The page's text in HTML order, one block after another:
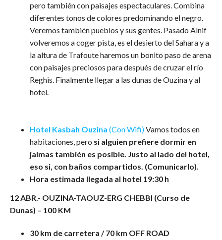
pero también con paisajes espectaculares. Combina
diferentes tonos de colores predominando el negro.
Veremos también pueblos y sus gentes. Pasado Alnif
volveremos a coger pista, es el desierto del Sahara y a
la altura de Trafoute haremos un bonito paso de arena
con paisajes preciosos para después de cruzar el río
Reghis. Finalmente llegar a las dunas de Ouzina y al
hotel.
Hotel Kasbah Ouzina (Con Wifi)Vamos todos en
habitaciones, pero si alguien prefiere dormir en
jaimas también es posible. Justo al lado del hotel,
eso si, con baños compartidos. (Comunicarlo).
Hora estimada llegada al hotel 19:30 h
12 ABR.- OUZINA-TAOUZ-ERG CHEBBI (Curso de
Dunas) – 100 KM
30 km de carretera / 70 km OFF ROAD